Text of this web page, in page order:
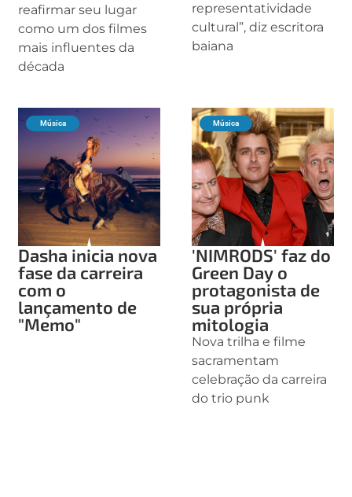
reafirmar seu lugar
como um dos filmes
mais influentes da
década
representatividade
cultural”, diz escritora
baiana
Música
Dasha inicia nova
fase da carreira
com o
lançamento de
"Memo"
Música
'NIMRODS' faz do
Green Day o
protagonista de
sua própria
mitologia
Nova trilha e filme
sacramentam
celebração da carreira
do trio punk